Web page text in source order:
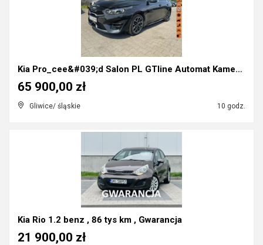
Kia Pro_cee&#039;d Salon PL GTline Automat Kamera ...
Gliwice/ śląskie 10 godz.
65 900,00 zł
Kia Rio 1.2 benz , 86 tys km , Gwarancja
21 900,00 zł